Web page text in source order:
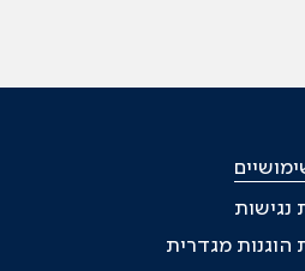
נגישות
הוגנות מגדרית